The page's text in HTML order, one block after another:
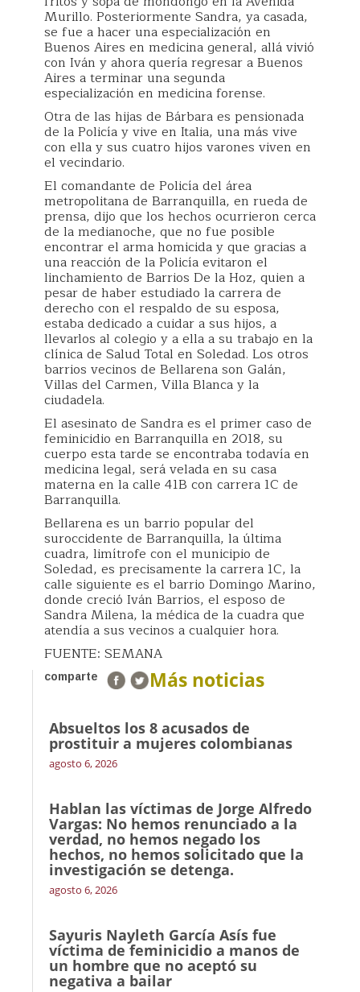
Murillo. Posteriormente Sandra, ya casada,
se fue a hacer una especialización en
Buenos Aires en medicina general, allá vivió
con Iván y ahora quería regresar a Buenos
Aires a terminar una segunda
especialización en medicina forense.
Otra de las hijas de Bárbara es pensionada
de la Policía y vive en Italia, una más vive
con ella y sus cuatro hijos varones viven en
el vecindario.
El comandante de Policía del área
metropolitana de Barranquilla, en rueda de
prensa, dijo que los hechos ocurrieron cerca
de la medianoche, que no fue posible
encontrar el arma homicida y que gracias a
una reacción de la Policía evitaron el
linchamiento de Barrios De la Hoz, quien a
pesar de haber estudiado la carrera de
derecho con el respaldo de su esposa,
estaba dedicado a cuidar a sus hijos, a
llevarlos al colegio y a ella a su trabajo en la
clínica de Salud Total en Soledad. Los otros
barrios vecinos de Bellarena son Galán,
Villas del Carmen, Villa Blanca y la
ciudadela.
El asesinato de Sandra es el primer caso de
feminicidio en Barranquilla en 2018, su
cuerpo esta tarde se encontraba todavía en
medicina legal, será velada en su casa
materna en la calle 41B con carrera 1C de
Barranquilla.
Bellarena es un barrio popular del
suroccidente de Barranquilla, la última
cuadra, limítrofe con el municipio de
Soledad, es precisamente la carrera 1C, la
calle siguiente es el barrio Domingo Marino,
donde creció Iván Barrios, el esposo de
Sandra Milena, la médica de la cuadra que
atendía a sus vecinos a cualquier hora.
FUENTE: SEMANA
comparte Más noticias
Absueltos los 8 acusados de
prostituir a mujeres colombianas
agosto 6, 2026
Hablan las víctimas de Jorge Alfredo
Vargas: No hemos renunciado a la
verdad, no hemos negado los
hechos, no hemos solicitado que la
investigación se detenga.
agosto 6, 2026
Sayuris Nayleth García Asís fue
víctima de feminicidio a manos de
un hombre que no aceptó su
negativa a bailar